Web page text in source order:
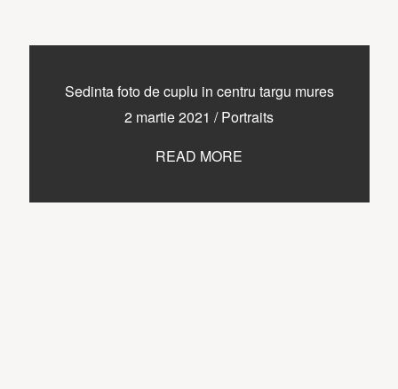
Sedinta foto de cuplu in centru targu mures
2 martie 2021 /Portraits
READ MORE
CONTACT